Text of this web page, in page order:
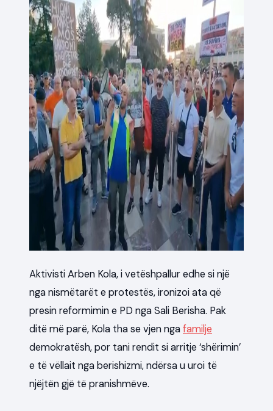
Aktivisti Arben Kola, i vetëshpallur edhe si një
nga nismëtarët e protestës, ironizoi ata që
presin reformimin e PD nga Sali Berisha. Pak
ditë më parë, Kola tha se vjen ngafamilje
demokratësh, por tani rendit si arritje ‘shërimin’
e të vëllait nga berishizmi, ndërsa u uroi të
njëjtën gjë të pranishmëve.